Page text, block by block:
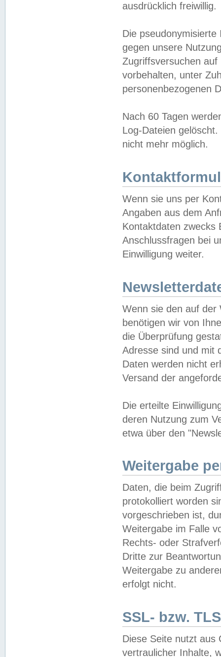
ausdrücklich freiwillig.
Die
gegen unsere
Zugriffsversuchen
vorbehalten, unter
personenbezogenen
Nach 60 Tagen
Log-Dateien
nicht mehr möglich.
Wenn sie uns per
Angaben aus dem
Kontaktdaten zwecks
Anschlussfragen bei
Einwilligung weiter.
Wenn sie den auf der
benötigen wir von
die Überprüfung
Adresse sind und mit
Daten werden nicht
Versand der
Die erteilte
deren Nutzung zum
etwa über den
Weitergabe
Daten, die beim
protokolliert worden
vorgeschrieben ist,
Weitergabe im Falle
Rechts- oder
Dritte zur
Weitergabe zu
erfolgt nicht.
SSL- bzw.
Diese Seite nutzt aus
vertraulicher Inhalte,